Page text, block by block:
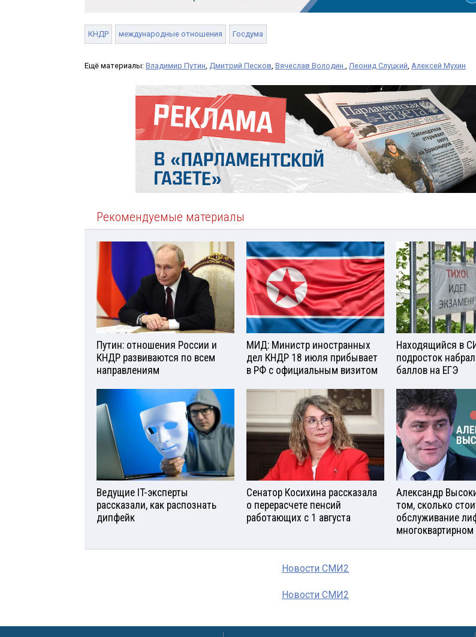
КНДР международные отношения Госдума
Ещё материалы: Владимир Путин, Дмитрий Песков, Вячеслав Володин , Леонид Слуцкий, Алексей Мухин
Рекомендуемые материалы
Путин: отношения России и
КНДР развиваются по всем
направлениям
МИД: Министр иностранных
дел КНДР 18 июля прибывает
в РФ с официальным визитом
Находящийся в
подросток
баллов на ЕГЭ
Ведущие IT-эксперты
рассказали, как распознать
дипфейк
Сенатор Косихина рассказала
о перерасчете пенсий
работающих с 1 августа
Александр
том, сколько
обслуживание
Новости СМИ2
Новости СМИ2